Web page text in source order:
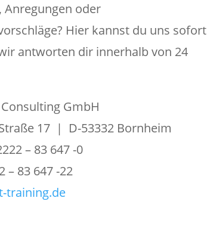
Anregungen oder
Hier kannst du uns sofort
antworten dir innerhalb von 24
GmbH
17 | D-53332 Bornheim
– 83 647 -0
– 83 647 -22
training.de